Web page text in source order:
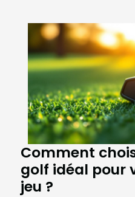
Comment
golf idéal pour
jeu ?